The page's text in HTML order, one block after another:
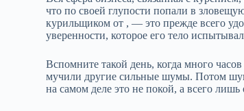
что по своей глупости попали в
курильщиком от , — это прежде всего
уверенности, которое его тело
Вспомните такой день, когда много
мучили другие сильные шумы. Потом
на самом деле это не покой, а всего